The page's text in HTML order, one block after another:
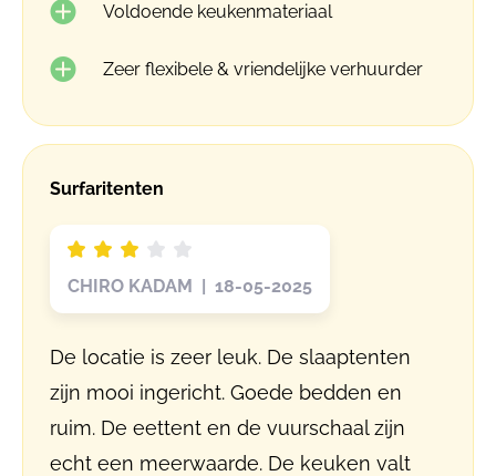
Voldoende keukenmateriaal
Zeer flexibele & vriendelijke verhuurder
Surfaritenten
CHIRO KADAM | 18-05-2025
De locatie is zeer leuk. De slaaptenten
zijn mooi ingericht. Goede bedden en
ruim. De eettent en de vuurschaal zijn
echt een meerwaarde. De keuken valt